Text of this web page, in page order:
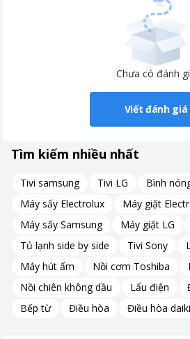
Chưa có đánh
Viết đánh giá
Tìm kiếm nhiều nhất
Tivi samsung Tivi LG Bình
Máy sấy Electrolux
Máy giặt
Máy sấy Samsung
Máy giặt LG
Tủ lạnh side by side
Tivi Sony
Máy hút ẩm
Nồi cơm Toshiba
Nồi chiên không dầu
Lẩu điện
Bếp từ
Điều hòa Điều hòa